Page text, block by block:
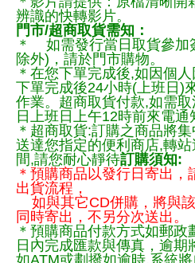
辨識的快轉影片。
門市/超商取貨需知：
＊ 如需發行當日取貨參加
除外)，請於門市購物。
＊在您下單完成後,如因個
下單完成後24小時(上班日)
作業。超商取貨付款,如需
日上班日上午12時前來電通
＊超商取貨:訂購之商品將
送達您指定的便利商店,轉
間,請您耐心靜待訂購須知:
＊預購商品以發行日寄出
出貨流程，
如與其它CD併購，將與
同時寄出，不另分次送出。
＊預購商品付款方式如郵
日內完成匯款與傳真，逾